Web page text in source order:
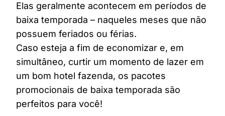
Elas geralmente acontecem em períodos de
baixa temporada – naqueles meses que não
possuem feriados ou férias.
Caso esteja a fim de economizar e, em
simultâneo, curtir um momento de lazer em
um bom hotel fazenda, os pacotes
promocionais de baixa temporada são
perfeitos para você!